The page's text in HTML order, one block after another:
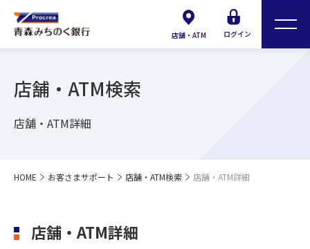
店舗・ATM ログイン
店舗・ATM検索
店舗・ATM詳細
HOME お客さまサポート 店舗・ATM検索 店舗・ATM詳細
店舗・ATM詳細